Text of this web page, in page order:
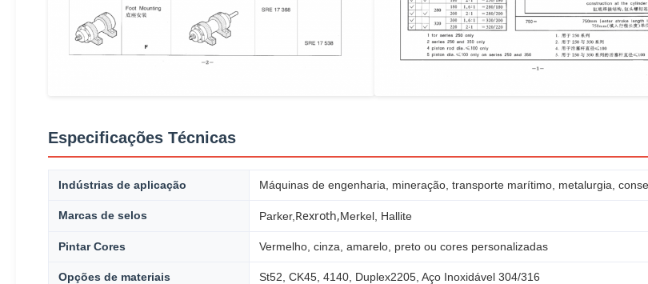
Especificações Técnicas
Indústrias de aplicação Máquinas de engenharia, mineração, transporte marítimo, metalurgia,
Marcas de selos Parker, Rexroth,Merkel, Hallite
Pintar Cores Vermelho, cinza, amarelo, preto ou cores personalizadas
Opções de materiais St52, CK45, 4140, Duplex2205, Aço Inoxidável 304/316